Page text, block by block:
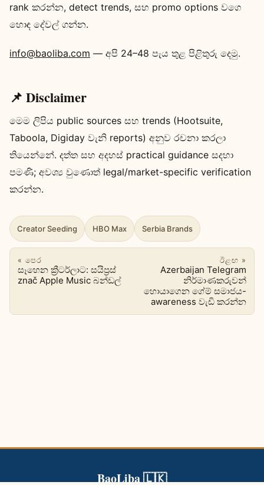
rank කරන්න, detect trends, සහ promo options වගෙ
හොඳ දේවල් ගන්න.
info@baoliba.com — අපි 24–48 පැය තුළ පිළිතුරු දෙමු.
📌 Disclaimer
මෙම ලිපිය public sources සහ trends (Hootsuite,
Taboola, Digiday වැනි reports) අනුව රචනා කරලා
තියෙන්නේ. දත්ත සහ අදහස් practical guidance සදහා
පමණි; අවශ්‍ය වුණොත් legal/market-specific verification
කරන්න.
Creator Seeding HBO Max Serbia Brands
« පෙර
සෑහෙන ක්‍රීටර්ලාට: සයිප්‍රස්
znač Apple Music බන්ඩල්
ඊළඟ »
Azerbaijan Telegram
නිර්මාණකරුවන්
හොයාගෙන ගේම් සමාජය-
awareness වැඩි කරන්න
BaoLiba 🇱🇰